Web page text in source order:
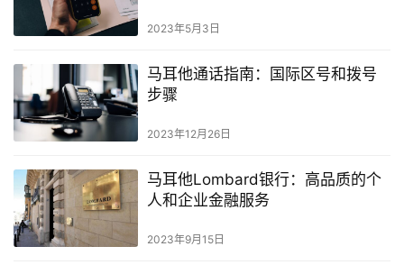
2023年5月3日
马耳他通话指南：国际区号和拨号
步骤
2023年12月26日
马耳他Lombard银行：高品质的个
人和企业金融服务
2023年9月15日